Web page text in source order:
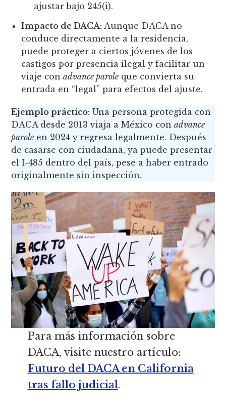
ajustar bajo 245(i).
Impacto de DACA: Aunque DACA no
conduce directamente a la residencia,
puede proteger a ciertos jóvenes de los
castigos por presencia ilegal y facilitar un
viaje conadvance parole que convierta su
entrada en “legal” para efectos del ajuste.
Ejemplo práctico: Una persona protegida con
DACA desde 2013 viaja a México conadvance
parole en 2024 y regresa legalmente. Después
de casarse con ciudadana, ya puede presentar
el I-485 dentro del país, pese a haber entrado
originalmente sin inspección.
Para más información sobre
DACA, visite nuestro artículo:
Futuro del DACA en California
tras fallo judicial.